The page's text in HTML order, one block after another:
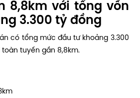
8,8km với tổng vốn
3.300 tỷ đồng
có tổng mức đầu tư khoảng 3.300
tuyến gần 8,8km.